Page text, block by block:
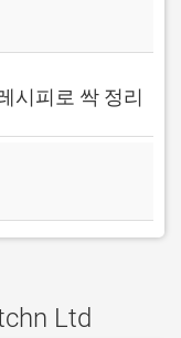
시피로 싹 정리
Ltd